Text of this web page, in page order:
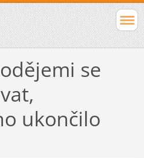
se
ukončilo